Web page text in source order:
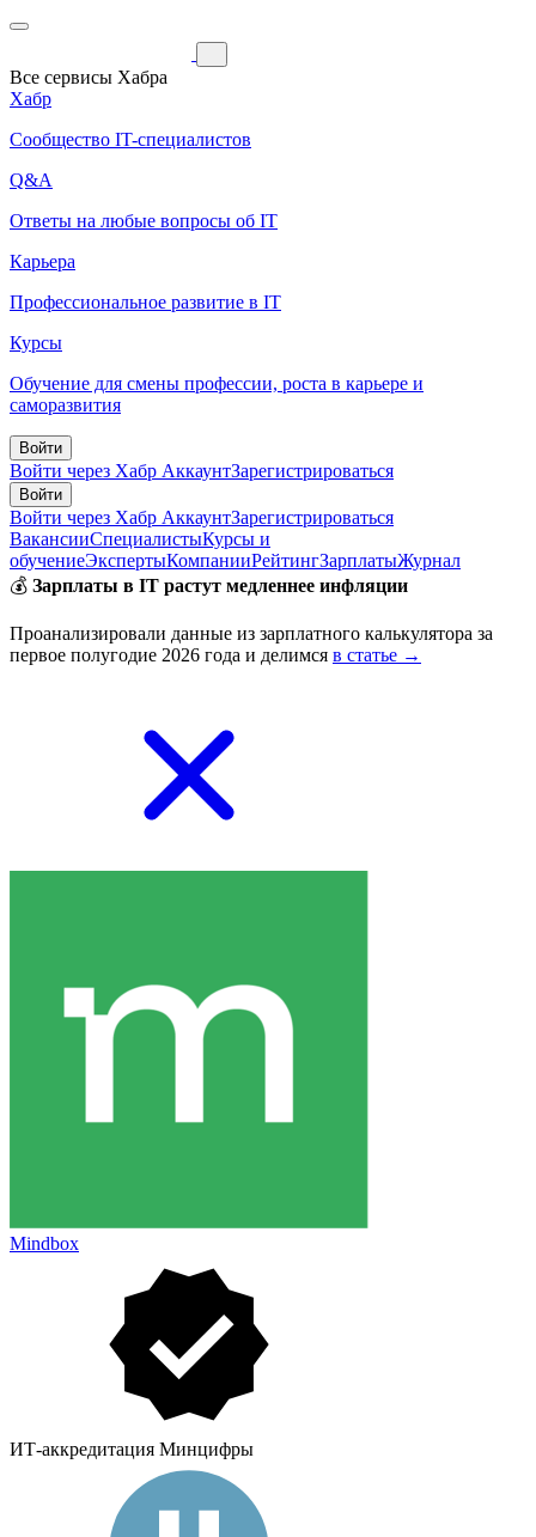
Все сервисы Хабра
Хабр
Сообщество IT-специалистов
Q&A
Ответы на любые вопросы об IT
Карьера
Профессиональное развитие в IT
Курсы
Обучение для смены профессии, роста в карьере и
саморазвития
Войти
Войти через Хабр АккаунтЗарегистрироваться
Войти
Войти через Хабр АккаунтЗарегистрироваться
ВакансииСпециалистыКурсы и
обучениеЭкспертыКомпанииРейтингЗарплатыЖурнал
💰 Зарплаты в IT растут медленнее инфляции
Проанализировали данные из зарплатного калькулятора за
первое полугодие 2026 года и делимся в статье →
Mindbox
ИТ-аккредитация Минцифры